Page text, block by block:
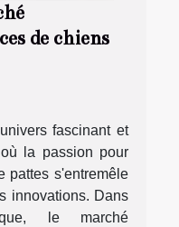
de chiens
fascinant et
la passion pour
pattes s'entremêle
innovations. Dans
le marché